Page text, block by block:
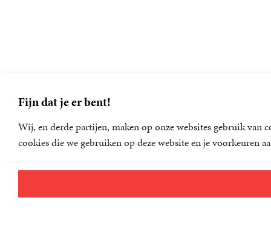
Fijn dat je er bent!
Wij, en derde partijen, maken op onze websites gebruik van
cookies die we gebruiken op deze website en je voorkeuren